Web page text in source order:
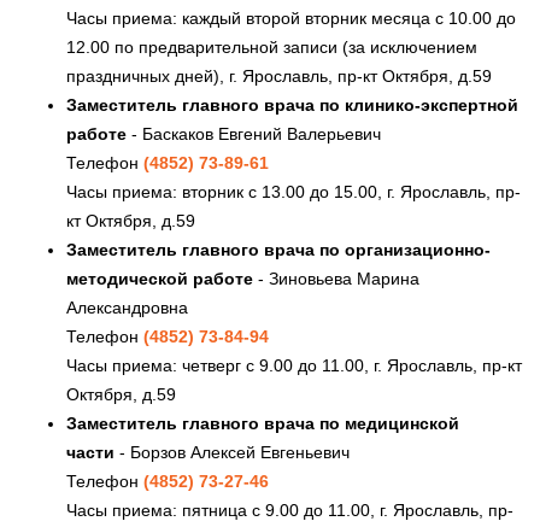
Часы приема: каждый второй вторник месяца с 10.00 до
12.00 по предварительной записи (за исключением
праздничных дней), г. Ярославль, пр-кт Октября, д.59
Заместитель главного врача по клинико-экспертной
работе - Баскаков Евгений Валерьевич
Телефон (4852) 73-89-61
Часы приема: вторник с 13.00 до 15.00, г. Ярославль, пр-
кт Октября, д.59
Заместитель главного врача по организационно-
методической работе - Зиновьева Марина
Александровна
Телефон (4852) 73-84-94
Часы приема: четверг с 9.00 до 11.00, г. Ярославль, пр-кт
Октября, д.59
Заместитель главного врача по медицинской
части - Борзов Алексей Евгеньевич
Телефон (4852) 73-27-46
Часы приема: пятница с 9.00 до 11.00, г. Ярославль, пр-